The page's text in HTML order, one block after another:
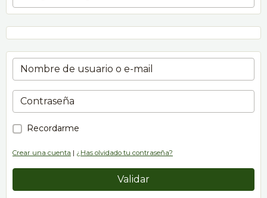
Recordarme
Crear una cuenta | ¿Has olvidado tu contraseña?
Validar